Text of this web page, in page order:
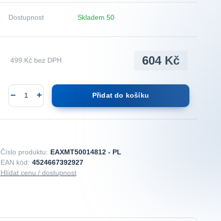
Dostupnost Skladem 50
604 Kč
499 Kč bez DPH
Přidat do košíku
Číslo produktu: EAXMT50014812 - PL
EAN kód: 4524667392927
Hlídat cenu / dostupnost